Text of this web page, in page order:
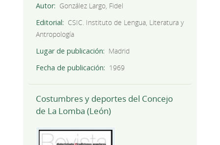
Autor
González Largo, Fidel
Editorial
CSIC. Instituto de Lengua, Literatura y
Antropología
Lugar de publicación
Madrid
Fecha de publicación
1969
Costumbres y deportes del Concejo
de La Lomba (León)